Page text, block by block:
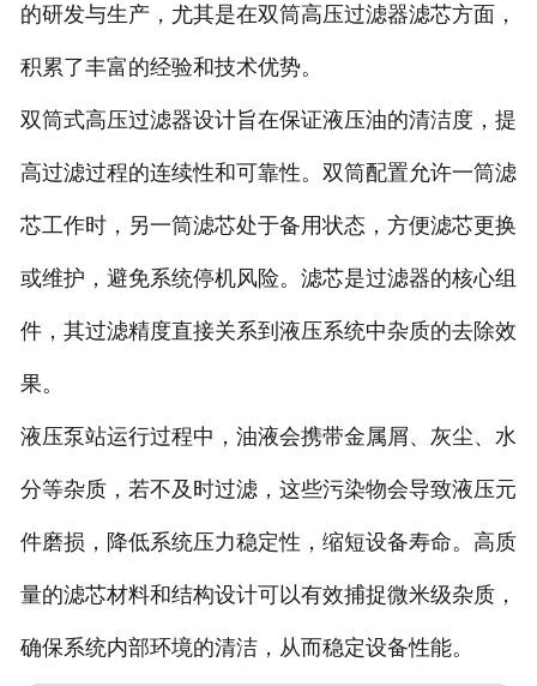
的研发与生产，尤其是在双筒高压过滤器滤芯方面，
积累了丰富的经验和技术优势。
双筒式高压过滤器设计旨在保证液压油的清洁度，提
高过滤过程的连续性和可靠性。双筒配置允许一筒滤
芯工作时，另一筒滤芯处于备用状态，方便滤芯更换
或维护，避免系统停机风险。滤芯是过滤器的核心组
件，其过滤精度直接关系到液压系统中杂质的去除效
果。
液压泵站运行过程中，油液会携带金属屑、灰尘、水
分等杂质，若不及时过滤，这些污染物会导致液压元
件磨损，降低系统压力稳定性，缩短设备寿命。高质
量的滤芯材料和结构设计可以有效捕捉微米级杂质，
确保系统内部环境的清洁，从而稳定设备性能。